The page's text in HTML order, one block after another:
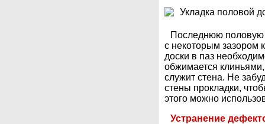
Последнюю половую
с некоторым зазором
доски в паз
обжимается
служит стена. Не
стены прокладки,
этого можно
Устранение